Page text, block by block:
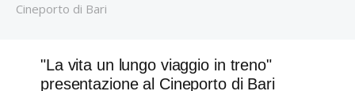
Cineporto di Bari
"La vita un lungo viaggio in treno"
presentazione al Cineporto di Bari